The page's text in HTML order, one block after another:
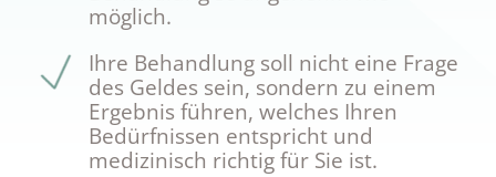
möglich.
Ihre Behandlung soll nicht eine Frage
des Geldes sein, sondern zu einem
Ergebnis führen, welches Ihren
Bedürfnissen entspricht und
medizinisch richtig für Sie ist.